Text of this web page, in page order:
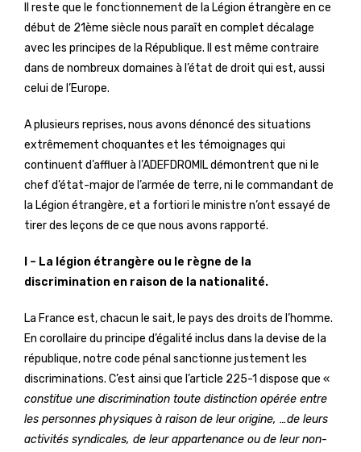
Il reste que le fonctionnement de la Légion étrangère en ce
début de 21ème siècle nous paraît en complet décalage
avec les principes de la République. Il est même contraire
dans de nombreux domaines à l’état de droit qui est, aussi
celui de l’Europe.
A plusieurs reprises, nous avons dénoncé des situations
extrêmement choquantes et les témoignages qui
continuent d’affluer à l’ADEFDROMIL démontrent que ni le
chef d’état-major de l’armée de terre, ni le commandant de
la Légion étrangère, et a fortiori le ministre n’ont essayé de
tirer des leçons de ce que nous avons rapporté.
I – La légion étrangère ou le règne de la
discrimination en raison de la nationalité.
La France est, chacun le sait, le pays des droits de l’homme.
En corollaire du principe d’égalité inclus dans la devise de la
république, notre code pénal sanctionne justement les
discriminations. C’est ainsi que l’article 225-1 dispose que «
constitue une discrimination toute distinction opérée entre
les personnes physiques à raison de leur origine, …de leurs
activités syndicales, de leur appartenance ou de leur non-